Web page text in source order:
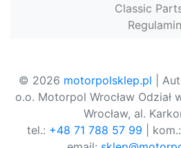
Classic
Regulamin
© 2026 motorpolsklep.pl |
o.o. Motorpol Wrocław Odział
Wrocław, al.
tel.: +48 71 788 57 99 | kom.: